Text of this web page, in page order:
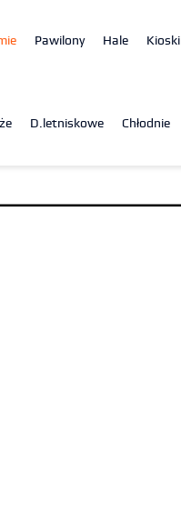
Pawilony Hale Kioski
D.letniskowe Chłodnie